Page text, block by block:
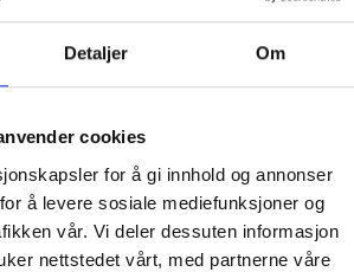
Detaljer Om
cookies
for å gi innhold og annonser
å levere sosiale mediefunksjoner og
vår. Vi deler dessuten informasjon
nettstedet vårt, med partnerne våre